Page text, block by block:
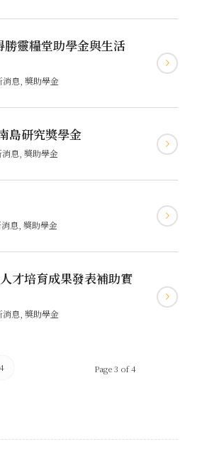
靈糧堂助學金與生活
消息 獎助學金
島研究獎學金
息 獎助學金
息 獎助學金
才培育成果發表補助實
消息 獎助學金
Page 3 of 4
4